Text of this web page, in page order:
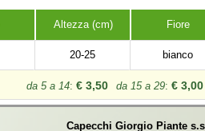
Altezza (cm) Fiore
20-25 bianco
da 5 a 14: € 3,50 da 15 a 29: € 3,00
Capecchi Giorgio Piante